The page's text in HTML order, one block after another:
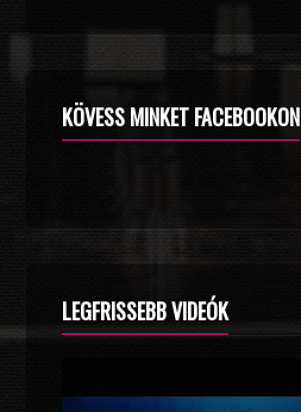
KÖVESS MINKET FACEBOOKON
LEGFRISSEBB VIDEÓK